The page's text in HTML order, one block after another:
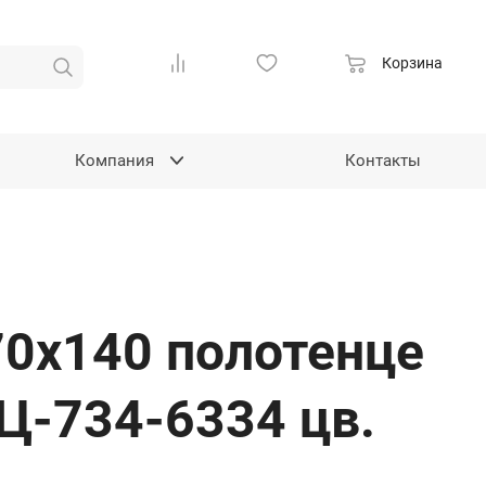
Корзина
Компания Контакты
полотенце
734-6334 цв.